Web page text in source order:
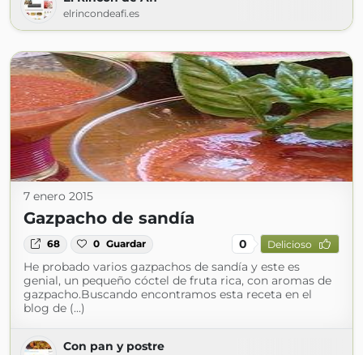
elrincondeafi.es
7 enero 2015
Gazpacho de sandía
68 0 Guardar 0 Delicioso
He probado varios gazpachos de sandía y este es
genial, un pequeño cóctel de fruta rica, con aromas de
gazpacho.Buscando encontramos esta receta en el
blog de (...)
Con pan y postre